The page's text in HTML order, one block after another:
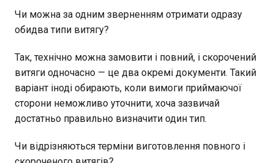
Чи можна за одним зверненням отримати одразу
обидва типи витягу?
Так, технічно можна замовити і повний, і скорочений
витяги одночасно — це два окремі документи. Такий
варіант іноді обирають, коли вимоги приймаючої
сторони неможливо уточнити, хоча зазвичай
достатньо правильно визначити один тип.
Чи відрізняються терміни виготовлення повного і